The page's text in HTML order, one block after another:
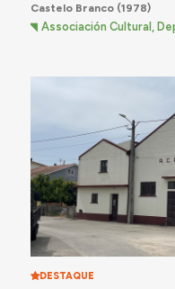
Castelo Branco(1978)
Associación Cultural,
DESTAQUE